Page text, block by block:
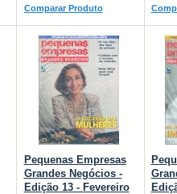
Comparar Produto
Pequenas Empresas
Grandes Negócios -
Edição 13 - Fevereiro